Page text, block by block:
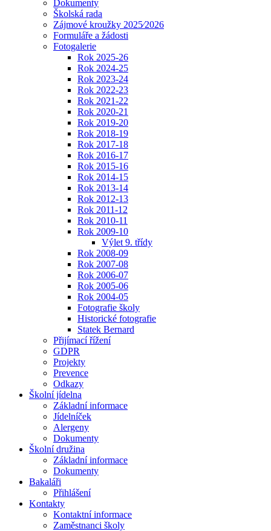
Dokumenty
Školská rada
Zájmové kroužky 2025⁄2026
Formuláře a žádosti
Fotogalerie
Rok 2025-26
Rok 2024-25
Rok 2023-24
Rok 2022-23
Rok 2021-22
Rok 2020-21
Rok 2019-20
Rok 2018-19
Rok 2017-18
Rok 2016-17
Rok 2015-16
Rok 2014-15
Rok 2013-14
Rok 2012-13
Rok 2011-12
Rok 2010-11
Rok 2009-10
Výlet 9. třídy
Rok 2008-09
Rok 2007-08
Rok 2006-07
Rok 2005-06
Rok 2004-05
Fotografie školy
Historické fotografie
Statek Bernard
Přijímací řížení
GDPR
Projekty
Prevence
Odkazy
Školní jídelna
Základní informace
Jídelníček
Alergeny
Dokumenty
Školní družina
Základní informace
Dokumenty
Bakaláři
Přihlášení
Kontakty
Kontaktní informace
Zaměstnanci školy